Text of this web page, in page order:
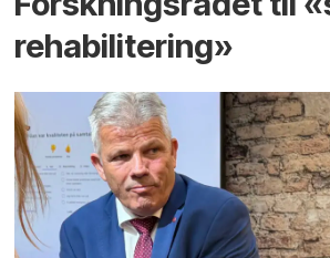
rehabilitering»